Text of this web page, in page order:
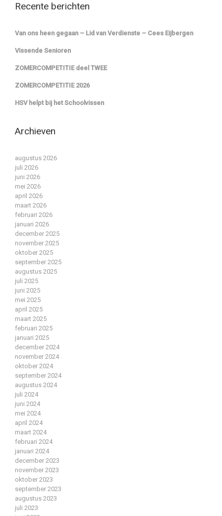
Recente berichten
Van ons heen gegaan – Lid van Verdienste – Cees Eijbergen
Vissende Senioren
ZOMERCOMPETITIE deel TWEE
ZOMERCOMPETITIE 2026
HSV helpt bij het Schoolvissen
Archieven
augustus 2026
juli 2026
juni 2026
mei 2026
april 2026
maart 2026
februari 2026
januari 2026
december 2025
november 2025
oktober 2025
september 2025
augustus 2025
juli 2025
juni 2025
mei 2025
april 2025
maart 2025
februari 2025
januari 2025
december 2024
november 2024
oktober 2024
september 2024
augustus 2024
juli 2024
juni 2024
mei 2024
april 2024
maart 2024
februari 2024
januari 2024
december 2023
november 2023
oktober 2023
september 2023
augustus 2023
juli 2023